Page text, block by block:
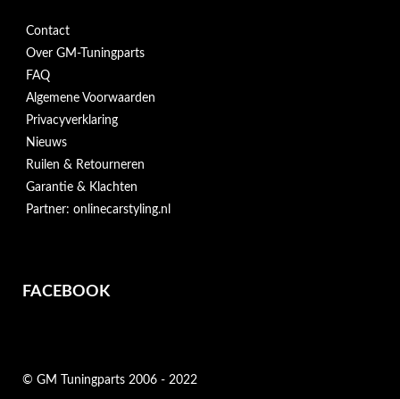
Contact
Over GM-Tuningparts
FAQ
Algemene Voorwaarden
Privacyverklaring
Nieuws
Ruilen & Retourneren
Garantie & Klachten
Partner: onlinecarstyling.nl
FACEBOOK
© GM Tuningparts 2006 - 2022